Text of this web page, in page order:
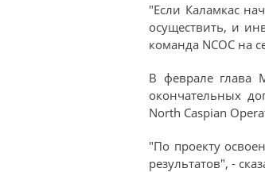
"Если Каламкас
осуществить, и
команда NCOC на
В феврале глава
окончательных
North Caspian
"По проекту
результатов", -